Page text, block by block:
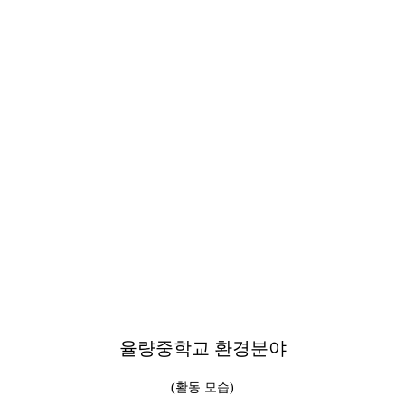
율량중학교 환경분야
(활동 모습)